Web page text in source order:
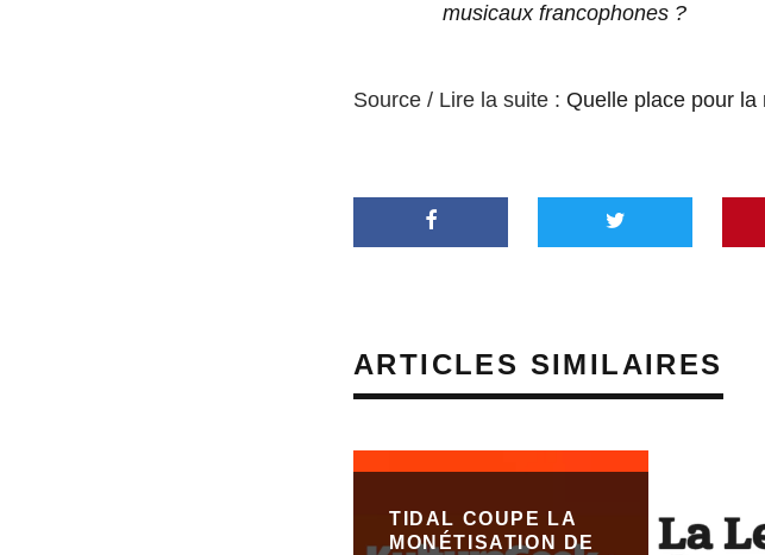
musicaux francophones ?
Source / Lire la suite : Quelle place pour la
ARTICLES SIMILAIRES
TIDAL COUPE LA
MONÉTISATION DE